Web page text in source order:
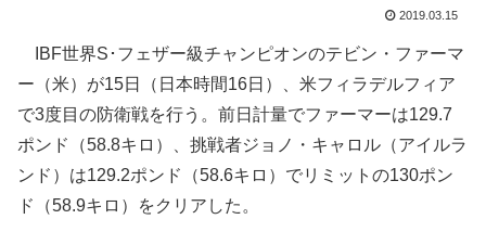
2019.03.15
IBF世界S･フェザー級チャンピオンのテビン・ファーマ
ー（米）が15日（日本時間16日）、米フィラデルフィア
で3度目の防衛戦を行う。前日計量でファーマーは129.7
ポンド（58.8キロ）、挑戦者ジョノ・キャロル（アイルラ
ンド）は129.2ポンド（58.6キロ）でリミットの130ポン
ド（58.9キロ）をクリアした。